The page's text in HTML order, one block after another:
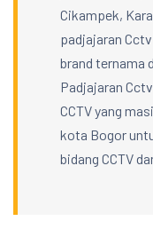
Cikampek,
padjajaran
brand ternama
Padjajaran
CCTV yang
kota Bogor
bidang CCTV